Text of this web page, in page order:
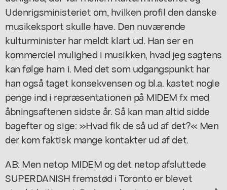
Udenrigsministeriet om, hvilken profil den danske
musikeksport skulle have. Den nuværende
kulturminister har meldt klart ud. Han ser en
kommerciel mulighed i musikken, hvad jeg sagtens
kan følge ham i. Med det som udgangspunkt har
han også taget konsekvensen og bl.a. kastet nogle
penge ind i repræsentationen på MIDEM fx med
åbningsaftenen sidste år. Så kan man altid sidde
bagefter og sige: »Hvad fik de så ud af det?« Men
der kom faktisk mange kontakter ud af det.
AB: Men netop MIDEM og det netop afsluttede
SUPERDANISH fremstød i Toronto er blevet